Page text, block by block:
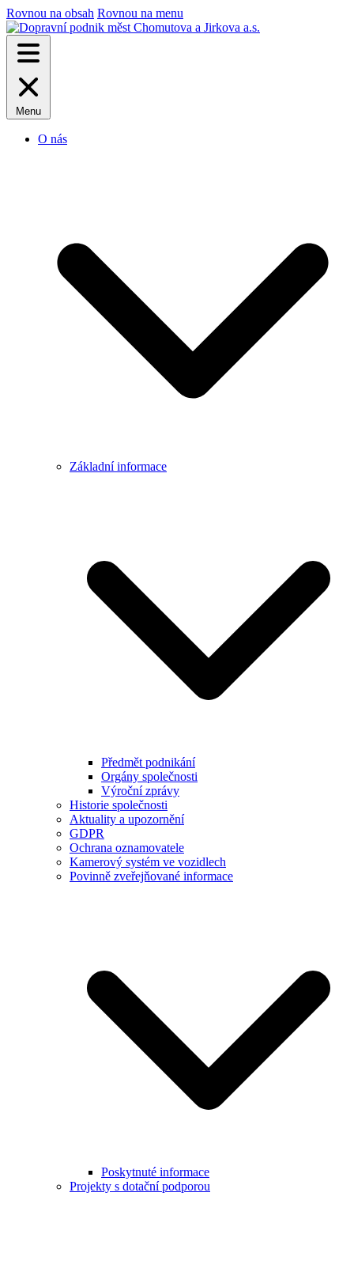
Rovnou na obsah Rovnou na menu
Menu
O nás
Základní informace
Předmět podnikání
Orgány společnosti
Výroční zprávy
Historie společnosti
Aktuality a upozornění
GDPR
Ochrana oznamovatele
Kamerový systém ve vozidlech
Povinně zveřejňované informace
Poskytnuté informace
Projekty s dotační podporou